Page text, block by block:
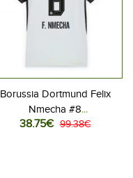
Borussia Dortmund Felix
Nmecha #8
Jalkapallovaatteet Naisten
38.75€ 99.38€